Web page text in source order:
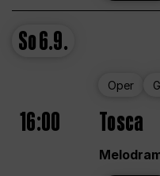
So6.9.
Oper
16:00 Tosca